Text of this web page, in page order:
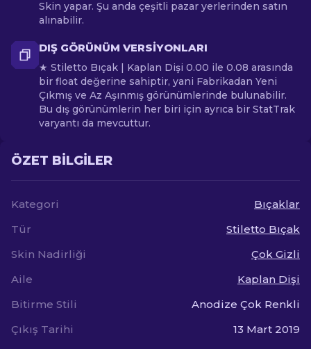
Skin yapar. Şu anda çeşitli pazar yerlerinden satın
alınabilir.
DIŞ GÖRÜNÜM VERSIYONLARI
★ Stiletto Bıçak | Kaplan Dişi 0.00 ile 0.08 arasında
bir float değerine sahiptir, yani Fabrikadan Yeni
Çıkmış ve Az Aşınmış görünümlerinde bulunabilir.
Bu dış görünümlerin her biri için ayrıca bir StatTrak
varyantı da mevcuttur.
ÖZET BILGILER
Kategori
Bıçaklar
Tür
Stiletto Bıçak
Skin Nadirliği
Çok Gizli
Aile
Kaplan Dişi
Bitirme Stili
Anodize Çok Renkli
Çıkış Tarihi
13 Mart 2019